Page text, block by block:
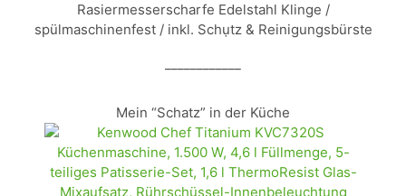
Rasiermesserscharfe Edelstahl Klinge /
spülmaschinenfest / inkl. Schụtz & Reinigungsbürste
Mein “Schatz” in der Küche